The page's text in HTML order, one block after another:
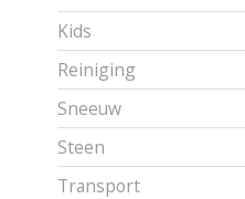
Kids
Reiniging
Sneeuw
Steen
Transport